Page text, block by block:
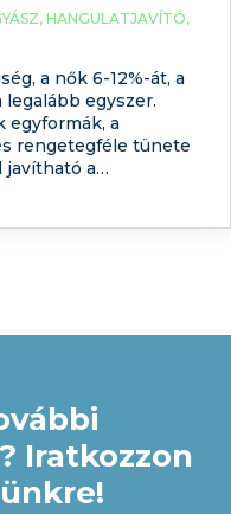
, HANGULATJAVÍTÓ,
a nők 6-12%-át, a
egyszer.
egyformák, a
rengetegféle tünete
Mi a teendő, ha ezek
Iratkozzon